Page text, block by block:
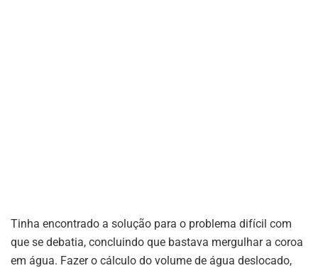
Tinha encontrado a solução para o problema difícil com
que se debatia, concluindo que bastava mergulhar a coroa
em água. Fazer o cálculo do volume de água deslocado,